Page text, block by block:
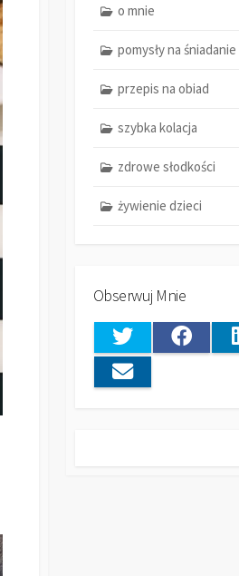
o mnie
pomysły na śniadanie
przepis na obiad
szybka kolacja
zdrowe słodkości
żywienie dzieci
Obserwuj Mnie